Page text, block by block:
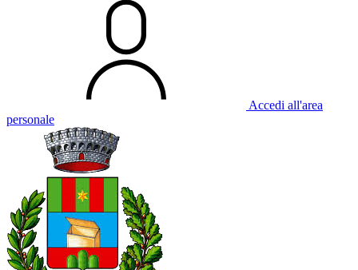
Accedi all'area
personale